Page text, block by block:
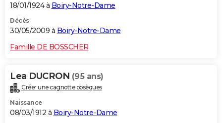
18/01/1924 à Boiry-Notre-Dame
Décès
30/05/2009 à Boiry-Notre-Dame
Famille DE BOSSCHER
Lea DUCRON (95 ans)
Créer une cagnotte obsèques
Naissance
08/03/1912 à Boiry-Notre-Dame